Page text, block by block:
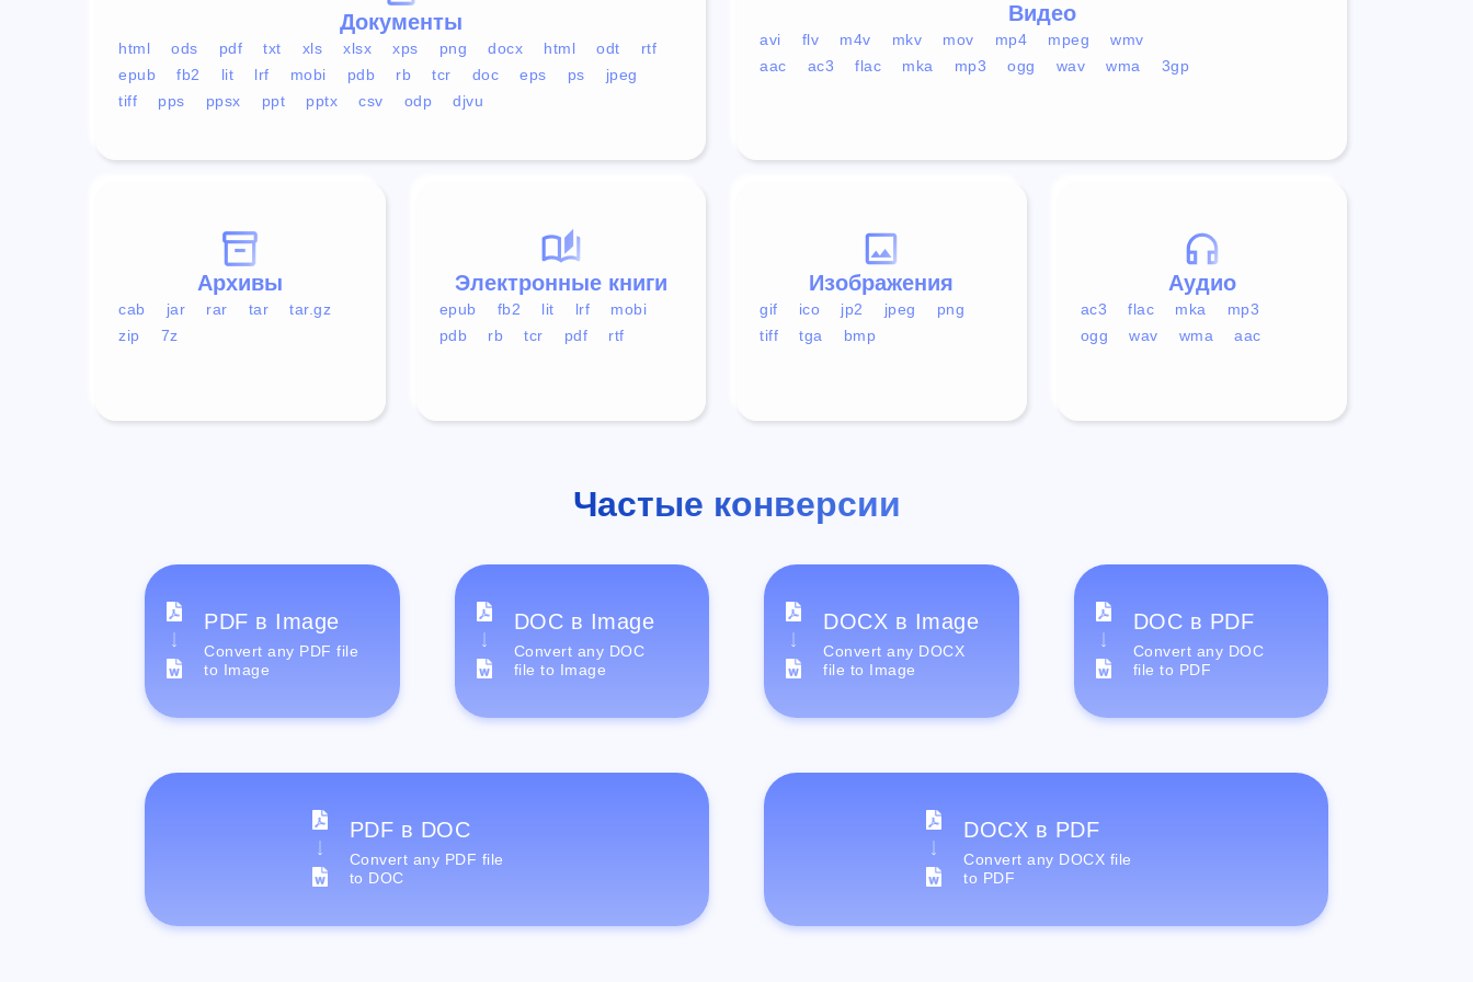
Документы
html ods pdf txt xls xlsx xps png docx html odt
rtf
epub
fb2 lit lrf mobi pdb rb tcr doc eps ps
jpeg
tiff
pps ppsx ppt pptx csv odp djvu
Видео
avi flv m4v mkv mov mp4 mpeg
wmv
aac
ac3 flac mka mp3 ogg wav wma 3gp
Аудио
ac3 flac mka
mp3
ogg
wav wma aac
Изображения
gif ico jp2 jpeg
png
tiff
tga bmp
Электронные книги
epub fb2 lit lrf
mobi
pdb
rb tcr pdf rtf
Архивы
cab jar rar tar
tar.gz
zip
7z
Частые конверсии
PDF в Image
Convert any PDF file
to Image
DOC в Image
Convert any DOC
file to Image
DOCX в Image
Convert any DOCX
file to Image
DOC в PDF
Convert any DOC
file to PDF
PDF в DOC
Convert any PDF file
to DOC
DOCX в PDF
Convert any DOCX file
to PDF